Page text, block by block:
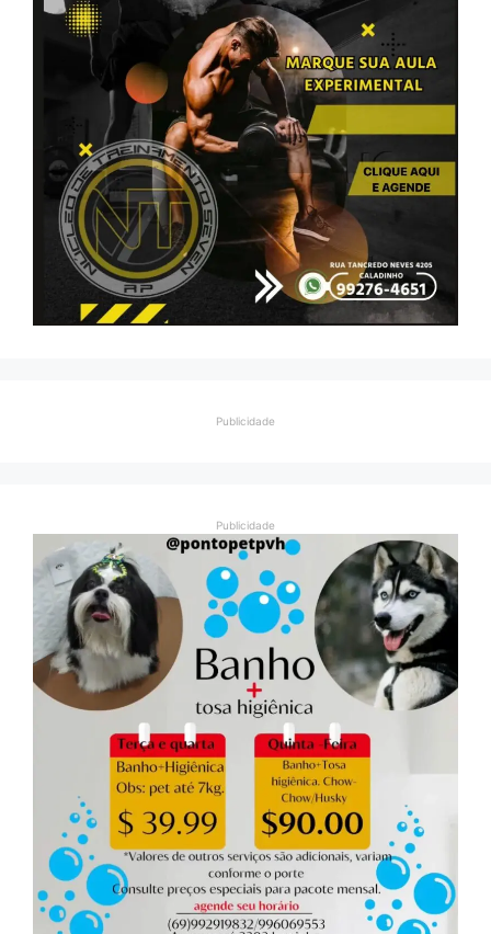
Publicidade
Publicidade